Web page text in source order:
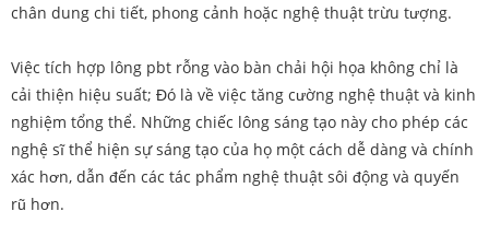
chân dung chi tiết, phong cảnh hoặc nghệ thuật trừu tượng.
Việc tích hợp lông pbt rỗng vào bàn chải hội họa không chỉ là
cải thiện hiệu suất; Đó là về việc tăng cường nghệ thuật và kinh
nghiệm tổng thể. Những chiếc lông sáng tạo này cho phép các
nghệ sĩ thể hiện sự sáng tạo của họ một cách dễ dàng và chính
xác hơn, dẫn đến các tác phẩm nghệ thuật sôi động và quyến
rũ hơn.